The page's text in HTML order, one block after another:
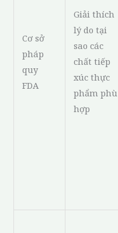
Cơ sở
pháp
quy
FDA
Giải thích
lý do tại
sao các
chất tiếp
xúc thực
phẩm phù
hợp